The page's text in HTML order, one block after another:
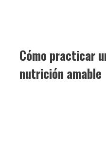
Cómo practicar
nutrición amable